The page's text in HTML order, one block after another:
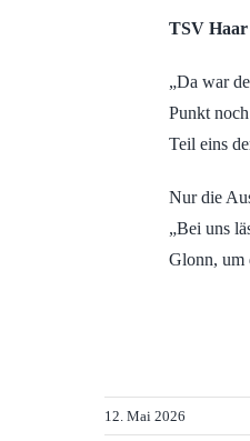
TSV Haar
„Da war
Punkt
Teil eins
Nur die
„Bei uns
Glonn, um
12. Mai 2026